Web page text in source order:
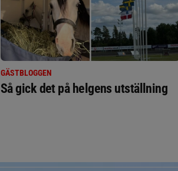
GÄSTBLOGGEN
Så gick det på helgens utställning